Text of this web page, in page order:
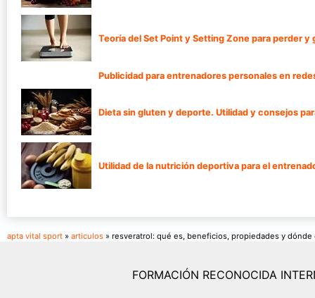
Teoría del Set Point y Setting Zone para perder y
Publicidad para entrenadores personales en
Dieta sin gluten y deporte. Utilidad y consejos
Utilidad de la nutrición deportiva para el
apta vital sport » articulos » resveratrol: qué es, beneficios, propiedades y
FORMACIÓN RECONOCIDA